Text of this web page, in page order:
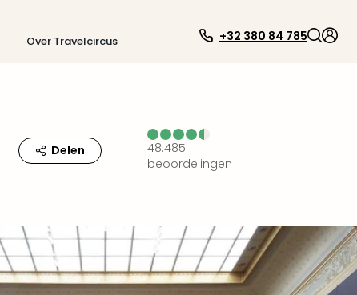
Over Travelcircus +32 380 84 785
Delen
48.485
beoordelingen